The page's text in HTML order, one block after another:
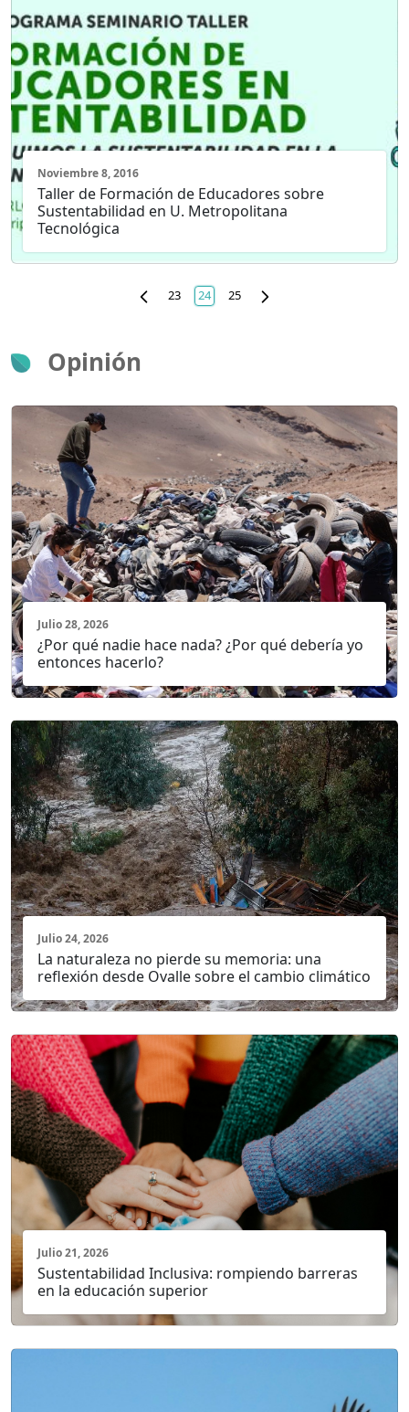
Noviembre 8, 2016
Taller de Formación de Educadores sobre
Sustentabilidad en U. Metropolitana
Tecnológica
23 24 25
Opinión
Julio 28, 2026
¿Por qué nadie hace nada? ¿Por qué debería yo
entonces hacerlo?
Julio 24, 2026
La naturaleza no pierde su memoria: una
reflexión desde Ovalle sobre el cambio climático
Julio 21, 2026
Sustentabilidad Inclusiva: rompiendo barreras
en la educación superior